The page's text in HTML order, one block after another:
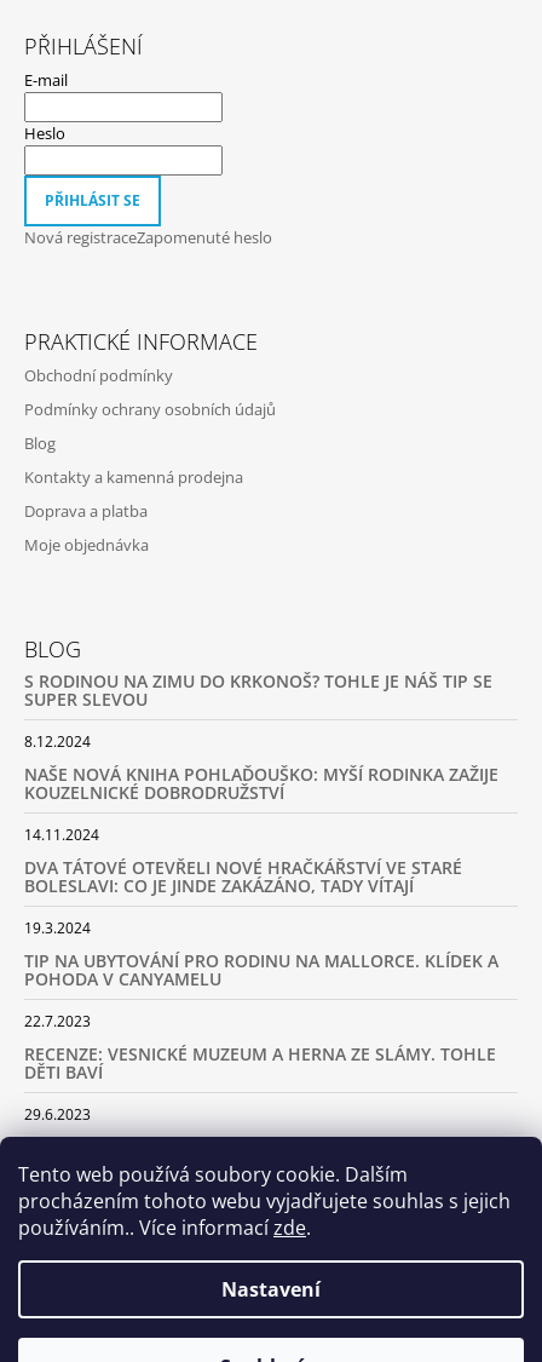
Tento web používá soubory cookie. Dalším
procházením tohoto webu vyjadřujete souhlas s jejich
používáním.. Více informacízde.
Nastavení
PŘIHLÁŠENÍ
E-mail
Heslo
PŘIHLÁSIT SE
Nová registraceZapomenuté heslo
PRAKTICKÉ INFORMACE
Obchodní podmínky
Podmínky ochrany osobních údajů
Blog
Kontakty a kamenná prodejna
Doprava a platba
Moje objednávka
BLOG
S RODINOU NA ZIMU DO KRKONOŠ? TOHLE JE NÁŠ TIP SE
SUPER SLEVOU
8.12.2024
NAŠE NOVÁ KNIHA POHLAĎOUŠKO: MYŠÍ RODINKA ZAŽIJE
KOUZELNICKÉ DOBRODRUŽSTVÍ
14.11.2024
DVA TÁTOVÉ OTEVŘELI NOVÉ HRAČKÁŘSTVÍ VE STARÉ
BOLESLAVI: CO JE JINDE ZAKÁZÁNO, TADY VÍTAJÍ
19.3.2024
TIP NA UBYTOVÁNÍ PRO RODINU NA MALLORCE. KLÍDEK A
POHODA V CANYAMELU
22.7.2023
RECENZE: VESNICKÉ MUZEUM A HERNA ZE SLÁMY. TOHLE
DĚTI BAVÍ
29.6.2023
KOLIK VÁS TO BUDE STÁT
18.2.2023
ARCHIV